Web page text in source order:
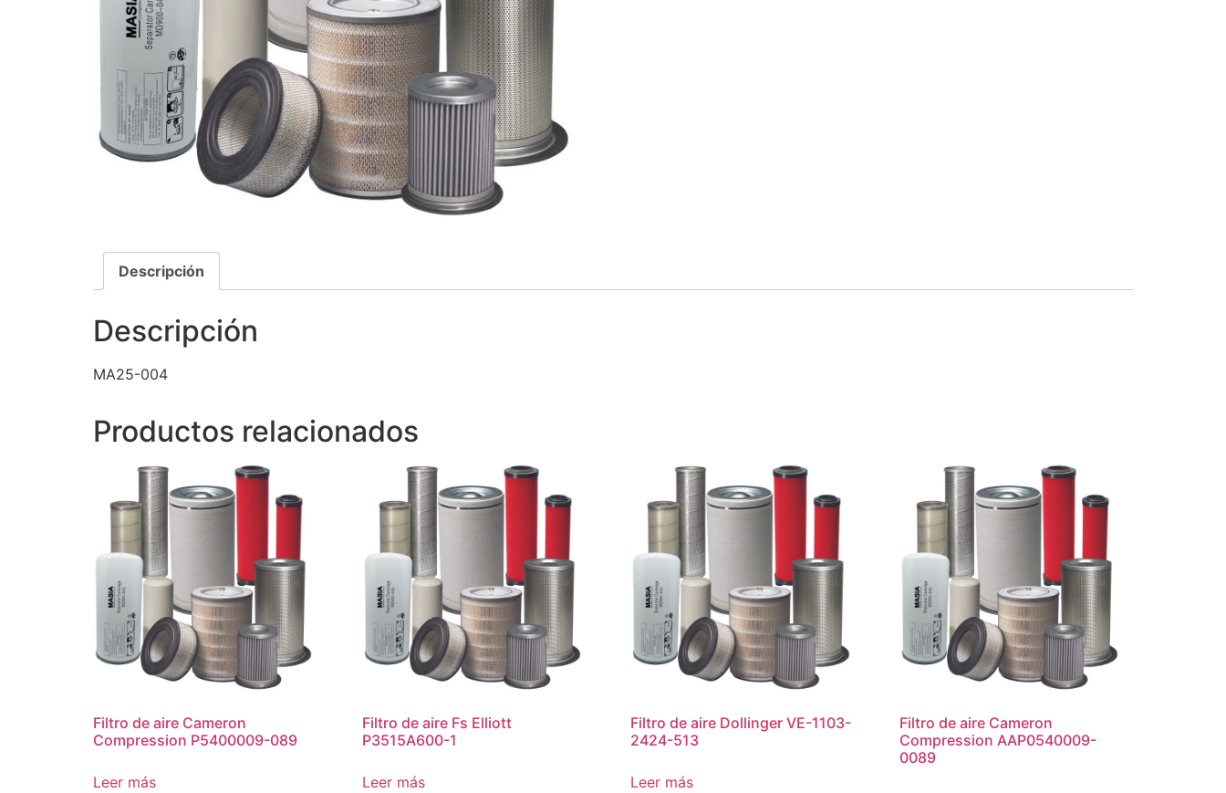
Descripción
Descripción
MA25-004
Productos relacionados
Filtro de aire Cameron
Compression P5400009-089
Leer más
Filtro de aire Fs Elliott
P3515A600-1
Leer más
Filtro de aire Dollinger VE-1103-
2424-513
Leer más
Filtro de aire Cameron
Compression AAP0540009-
0089